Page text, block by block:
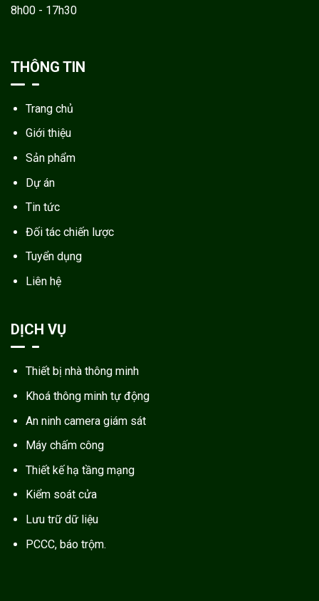
8h00 - 17h30
THÔNG TIN
Trang chủ
Giới thiệu
Sản phẩm
Dự án
Tin tức
Đối tác chiến lược
Tuyển dụng
Liên hệ
DỊCH VỤ
Thiết bị nhà thông minh
Khoá thông minh tự động
An ninh camera giám sát
Máy chấm công
Thiết kế hạ tầng mạng
Kiểm soát cửa
Lưu trữ dữ liệu
PCCC, báo trộm.